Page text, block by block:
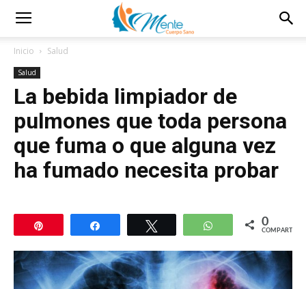
Inicio Salud
Salud
La bebida limpiador de
pulmones que toda persona
que fuma o que alguna vez
ha fumado necesita probar
Compartir WhatsApp
0
COMPARTIR